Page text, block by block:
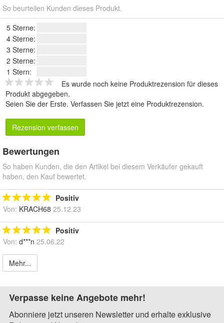
So beurteilen Kunden dieses Produkt.
5 Sterne:
4 Sterne:
3 Sterne:
2 Sterne:
1 Stern:
Es wurde noch keine Produktrezension für dieses
Produkt abgegeben.
Seien Sie der Erste. Verfassen Sie jetzt eine Produktrezension.
Rezension verfassen
Bewertungen
So haben Kunden, die den Artikel bei diesem Verkäufer gekauft
haben, den Kauf bewertet.
Positiv
Von: KRACH68 25.12.23
Positiv
Von: d***n 25.06.22
Mehr...
Verpasse keine Angebote mehr!
Abonniere jetzt unseren Newsletter und erhalte exklusive